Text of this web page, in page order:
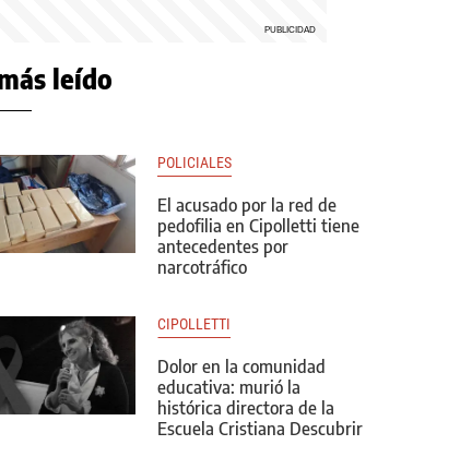
leído
POLICIALES
El acusado por la red de
pedofilia en Cipolletti tiene
antecedentes por
narcotráfico
CIPOLLETTI
Dolor en la comunidad
educativa: murió la
histórica directora de la
Escuela Cristiana Descubrir